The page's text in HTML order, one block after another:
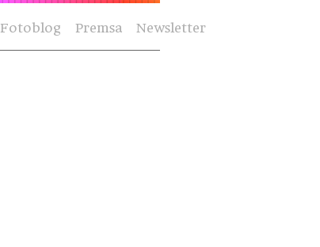
Fotoblog Premsa Newsletter